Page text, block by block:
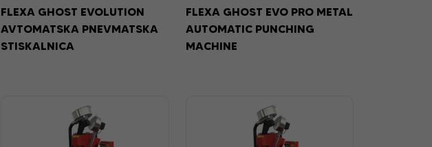
FLEXA GHOST EVOLUTION
AVTOMATSKA PNEVMATSKA
STISKALNICA
FLEXA GHOST EVO PRO METAL
AUTOMATIC PUNCHING
MACHINE